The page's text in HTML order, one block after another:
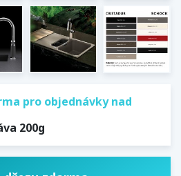
pro objednávky nad
200g